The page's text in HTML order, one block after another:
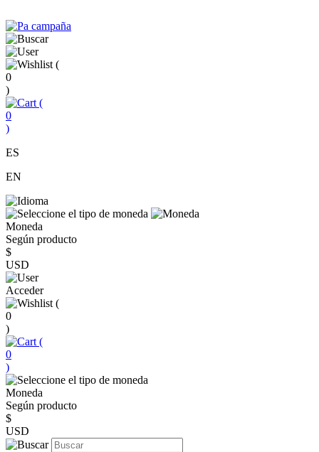
(
0
)
(
0
)
ES
EN
Moneda
Según producto
$
USD
Acceder
(
0
)
(
0
)
Moneda
Según producto
$
USD